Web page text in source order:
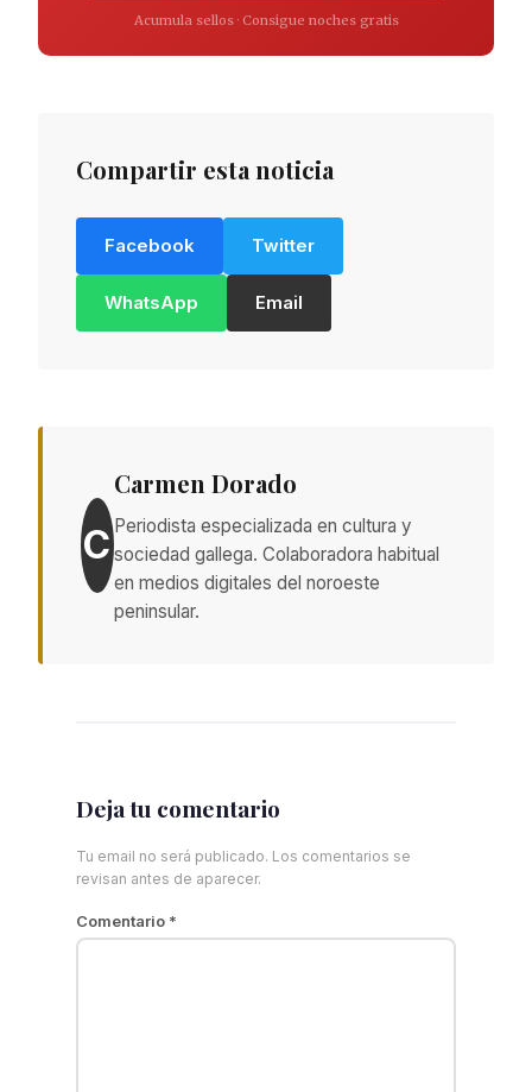
Acumula sellos · Consigue noches gratis
Compartir esta noticia
Facebook Twitter
WhatsApp Email
C
Carmen Dorado
Periodista especializada en cultura y
sociedad gallega. Colaboradora habitual
en medios digitales del noroeste
peninsular.
Deja tu comentario
Tu email no será publicado. Los comentarios se
revisan antes de aparecer.
Comentario *